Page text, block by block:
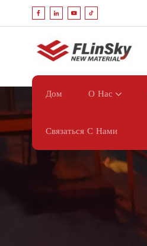
Дом О Нас
Связаться С Нами